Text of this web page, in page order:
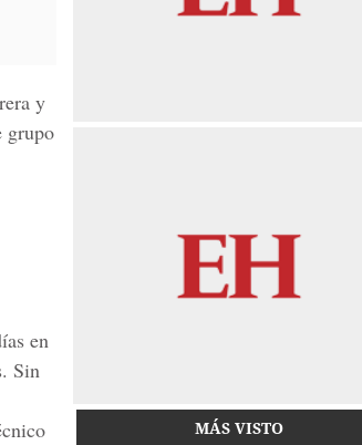
y
grupo
en
Sin
MÁS VISTO